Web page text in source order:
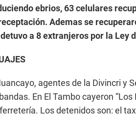
ebrios, 63 celulares
Ademas se
a 8 extranjeros por la Ley
agentes de la Divincri y
En El Tambo cayeron
Los detenidos son: el